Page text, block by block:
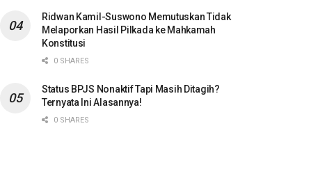
Ridwan Kamil-Suswono Memutuskan Tidak
Melaporkan Hasil Pilkada ke Mahkamah
Konstitusi
0 SHARES
Status BPJS Nonaktif Tapi Masih Ditagih?
Ternyata Ini Alasannya!
0 SHARES